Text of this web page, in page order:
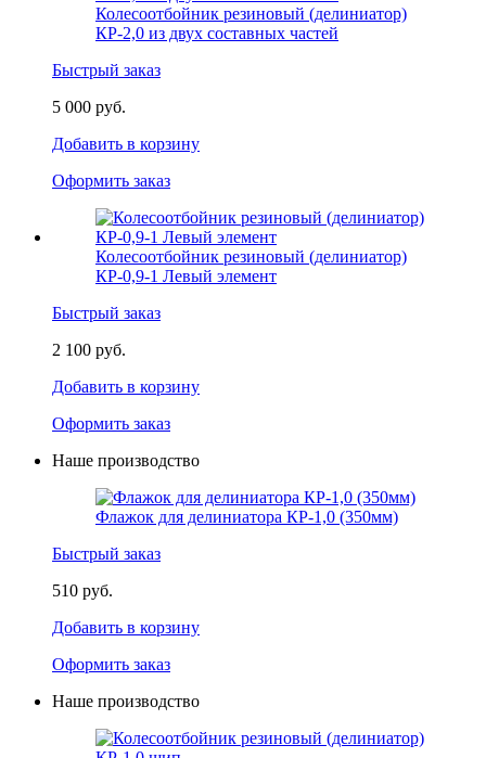
Колесоотбойник резиновый (делиниатор)
КР-2,0 из двух составных частей
Быстрый заказ
5 000 руб.
Добавить в корзину
Оформить заказ
Колесоотбойник резиновый (делиниатор)
КР-0,9-1 Левый элемент
Быстрый заказ
2 100 руб.
Добавить в корзину
Оформить заказ
Наше производство
Флажок для делиниатора КР-1,0 (350мм)
Быстрый заказ
510 руб.
Добавить в корзину
Оформить заказ
Наше производство